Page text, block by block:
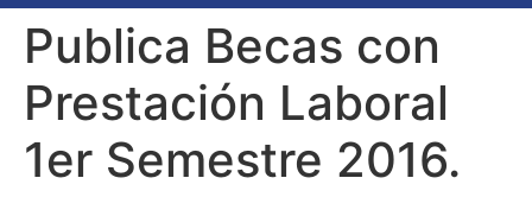
Publica Becas con
Prestación Laboral
1er Semestre 2016.